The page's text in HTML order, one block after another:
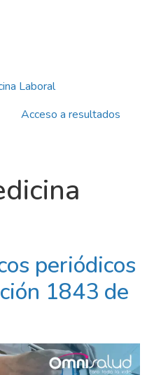
Laboral
Acceso a resultados
periódicos
1843 de